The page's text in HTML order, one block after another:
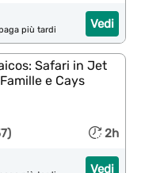
Vedi
più tardi
Safari in Jet
e Cays
2h
Vedi